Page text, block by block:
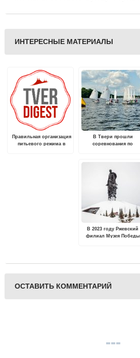
ИНТЕРЕСНЫЕ МАТЕРИАЛЫ
Правильная организация
питьевого режима в
В Твери прошли
соревнования по
В 2023 году Ржевский
филиал Музея Победы
ОСТАВИТЬ КОММЕНТАРИЙ